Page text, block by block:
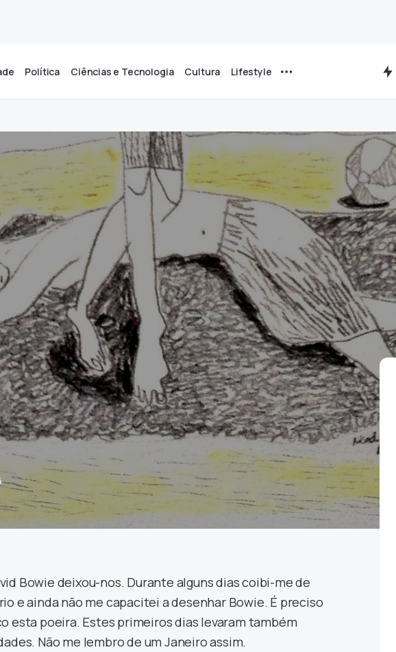
Política Ciências e Tecnologia Cultura Lifestyle
Bowie deixou-nos. Durante alguns dias coibi-me de
e ainda não me capacitei a desenhar Bowie. É preciso
esta poeira. Estes primeiros dias levaram também
Não me lembro de um Janeiro assim.